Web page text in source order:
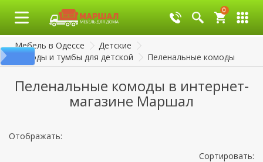
0
0
Мебель в Одессе
Детские
Комоды и тумбы для детской
Пеленальные комоды
Пеленальные комоды в интернет-
магазине Маршал
Отображать:
Сортировать: